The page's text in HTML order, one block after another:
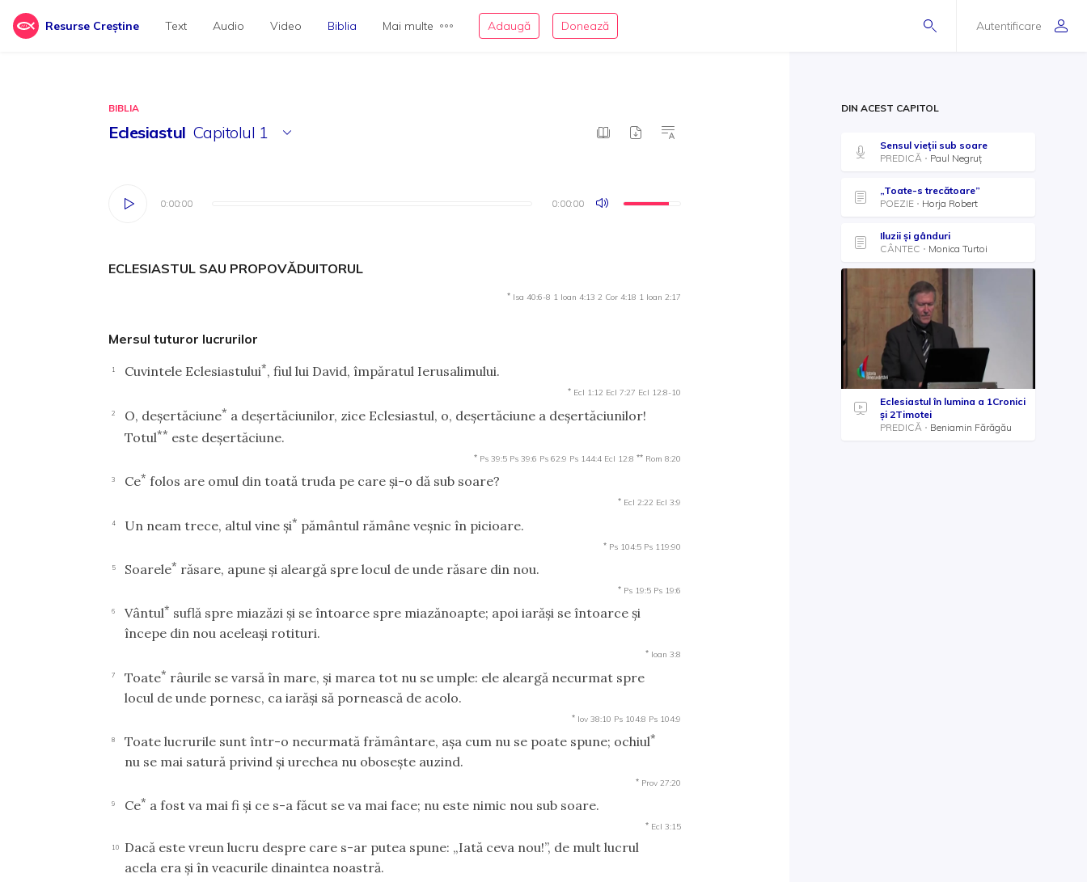
Resurse Creștine Autentificare
Text Audio Video Biblia Mai multe Adaugă Donează
BIBLIA
Eclesiastul Capitolul 1
0:00:00 0:00:00
0:00:00 0:00:00
ECLESIASTUL SAU PROPOVĂDUITORUL
* Isa 40:6-8 1 Ioan 4:13 2 Cor 4:18 1 Ioan 2:17
Mersul tuturor lucrurilor
1 Cuvintele Eclesiastului*, fiul lui David, împăratul Ierusalimului.
* Ecl 1:12 Ecl 7:27 Ecl 12:8-10
2 O, deşertăciune* a deşertăciunilor, zice Eclesiastul, o, deşertăciune a deşertăciunilor!
Totul** este deşertăciune.
* Ps 39:5 Ps 39:6 Ps 62:9 Ps 144:4 Ecl 12:8 ** Rom 8:20
3 Ce* folos are omul din toată truda pe care şi-o dă sub soare?
* Ecl 2:22 Ecl 3:9
4 Un neam trece, altul vine şi* pământul rămâne veşnic în picioare.
* Ps 104:5 Ps 119:90
5 Soarele* răsare, apune şi aleargă spre locul de unde răsare din nou.
* Ps 19:5 Ps 19:6
6 Vântul* suflă spre miazăzi şi se întoarce spre miazănoapte; apoi iarăşi se întoarce şi
începe din nou aceleaşi rotituri.
* Ioan 3:8
7 Toate* râurile se varsă în mare, şi marea tot nu se umple: ele aleargă necurmat spre
locul de unde pornesc, ca iarăşi să pornească de acolo.
* Iov 38:10 Ps 104:8 Ps 104:9
8 Toate lucrurile sunt într-o necurmată frământare, aşa cum nu se poate spune; ochiul*
nu se mai satură privind şi urechea nu oboseşte auzind.
* Prov 27:20
9 Ce* a fost va mai fi şi ce s-a făcut se va mai face; nu este nimic nou sub soare.
* Ecl 3:15
10
Dacă este vreun lucru despre care s-ar putea spune: „Iată ceva nou!”, de mult lucrul
acela era şi în veacurile dinaintea noastră.
DIN ACEST CAPITOL
Sensul vieții sub soare
PREDICĂ
Paul Negruț
„Toate-s trecătoare”
POEZIE
Horja Robert
Iluzii și gânduri
CÂNTEC
Monica Turtoi
Eclesiastul în lumina a 1Cronici
și 2Timotei
PREDICĂ
Beniamin Fărăgău